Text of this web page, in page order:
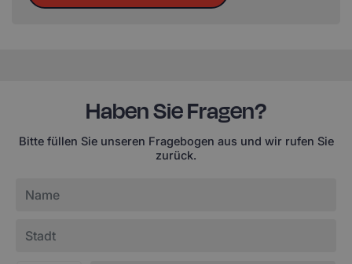
Haben Sie Fragen?
Bitte füllen Sie unseren Fragebogen aus und wir rufen Sie
zurück.